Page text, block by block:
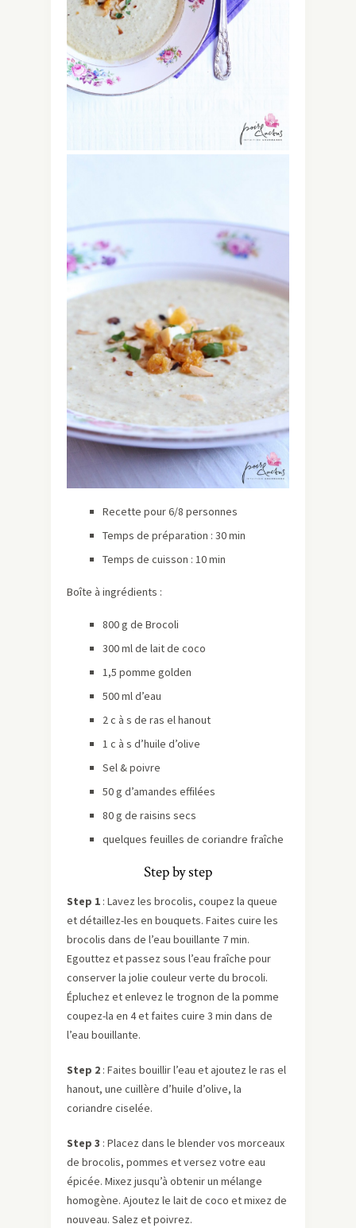
Recette pour 6/8 personnes
Temps de préparation : 30 min
Temps de cuisson : 10 min
Boîte à ingrédients :
800 g de Brocoli
300 ml de lait de coco
1,5 pomme golden
500 ml d’eau
2 c à s de ras el hanout
1 c à s d’huile d’olive
Sel & poivre
50 g d’amandes effilées
80 g de raisins secs
quelques feuilles de coriandre fraîche
Step by step
Step 1 : Lavez les brocolis, coupez la queue
et détaillez-les en bouquets. Faites cuire les
brocolis dans de l’eau bouillante 7 min.
Egouttez et passez sous l’eau fraîche pour
conserver la jolie couleur verte du brocoli.
Épluchez et enlevez le trognon de la pomme
coupez-la en 4 et faites cuire 3 min dans de
l’eau bouillante.
Step 2 : Faites bouillir l’eau et ajoutez le ras el
hanout, une cuillère d’huile d’olive, la
coriandre ciselée.
Step 3 : Placez dans le blender vos morceaux
de brocolis, pommes et versez votre eau
épicée. Mixez jusqu’à obtenir un mélange
homogène. Ajoutez le lait de coco et mixez de
nouveau. Salez et poivrez.